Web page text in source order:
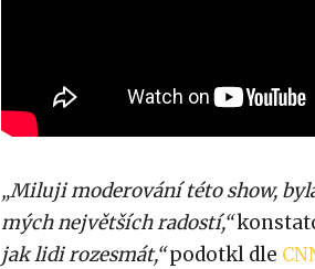
„Miluji moderování této show,
mých největších radostí,“
jak lidi rozesmát,“podotkl dle